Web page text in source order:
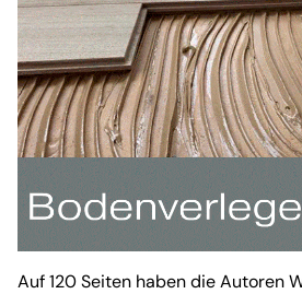
Auf 120 Seiten haben die Autoren